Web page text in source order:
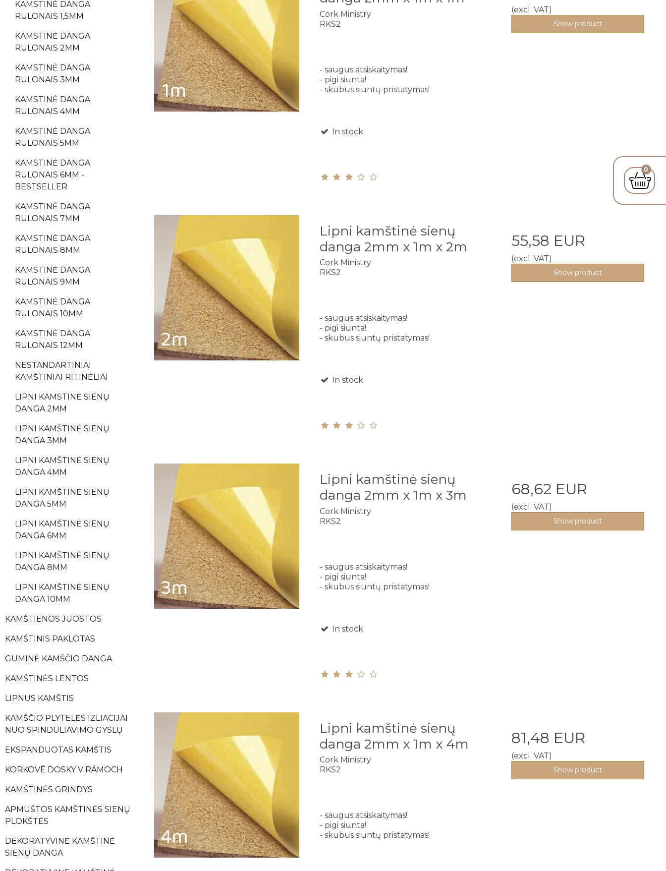
0
KAMSTINĖ DANGA
RULONAIS 1,5MM
KAMSTINĖ DANGA
RULONAIS 2MM
KAMSTINĖ DANGA
RULONAIS 3MM
KAMSTINĖ DANGA
RULONAIS 4MM
KAMSTINĖ DANGA
RULONAIS 5MM
KAMSTINĖ DANGA
RULONAIS 6MM -
BESTSELLER
KAMSTINĖ DANGA
RULONAIS 7MM
KAMSTINĖ DANGA
RULONAIS 8MM
KAMSTINĖ DANGA
RULONAIS 9MM
KAMSTINĖ DANGA
RULONAIS 10MM
KAMSTINĖ DANGA
RULONAIS 12MM
NESTANDARTINIAI
KAMŠTINIAI RITINĖLIAI
LIPNI KAMSTINĖ SIENŲ
DANGA 2MM
LIPNI KAMŠTINĖ SIENŲ
DANGA 3MM
LIPNI KAMŠTINĖ SIENŲ
DANGA 4MM
LIPNI KAMŠTINĖ SIENŲ
DANGA 5MM
LIPNI KAMŠTINĖ SIENŲ
DANGA 6MM
LIPNI KAMŠTINĖ SIENŲ
DANGA 8MM
LIPNI KAMŠTINĖ SIENŲ
DANGA 10MM
KAMŠTIENOS JUOSTOS
KAMŠTINIS PAKLOTAS
GUMINĖ KAMŠČIO DANGA
KAMŠTINĖS LENTOS
LIPNUS KAMŠTIS
KAMŠČIO PLYTELĖS IZLIACIJAI
NUO SPINDULIAVIMO GYSLŲ
EKSPANDUOTAS KAMŠTIS
KORKOVÉ DOSKY V RÁMOCH
KAMŠTINĖS GRINDYS
APMUŠTOS KAMŠTINĖS SIENŲ
PLOKŠTĖS
DEKORATYVINĖ KAMŠTINĖ
SIENŲ DANGA
Cork Ministry
RKS2
- saugus atsiskaitymas!
- pigi siunta!
- skubus siuntų pristatymas!
In stock
(excl. VAT)
Show product
Lipni kamštinė sienų
danga 2mm x 1m x 2m
Cork Ministry
RKS2
- saugus atsiskaitymas!
- pigi siunta!
- skubus siuntų pristatymas!
In stock
55,58 EUR
(excl. VAT)
Show product
Lipni kamštinė sienų
danga 2mm x 1m x 3m
Cork Ministry
RKS2
- saugus atsiskaitymas!
- pigi siunta!
- skubus siuntų pristatymas!
In stock
68,62 EUR
(excl. VAT)
Show product
Lipni kamštinė sienų
danga 2mm x 1m x 4m
Cork Ministry
RKS2
- saugus atsiskaitymas!
- pigi siunta!
- skubus siuntų pristatymas!
81,48 EUR
(excl. VAT)
Show product